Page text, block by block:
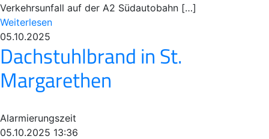
Verkehrsunfall auf der A2 Südautobahn […]
Weiterlesen
05.10.2025
Dachstuhlbrand in St.
Margarethen
Alarmierungszeit
05.10.2025 13:36